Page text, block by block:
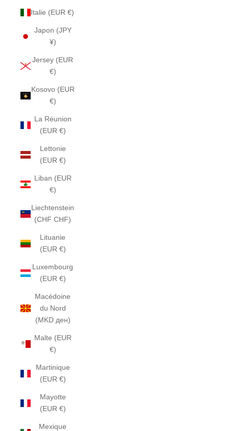
Italie (EUR €)
Japon (JPY
¥)
Jersey (EUR
€)
Kosovo (EUR
€)
La Réunion
(EUR €)
Lettonie
(EUR €)
Liban (EUR
€)
Liechtenstein
(CHF CHF)
Lituanie
(EUR €)
Luxembourg
(EUR €)
Macédoine
du Nord
(MKD ден)
Malte (EUR
€)
Martinique
(EUR €)
Mayotte
(EUR €)
Mexique